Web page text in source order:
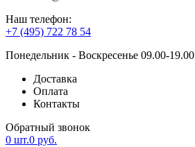
Наш телефон:
+7 (495) 722 78 54
Понедельник - Воскресенье 09.00-19.00
Доставка
Оплата
Контакты
Обратный звонок
0 шт.0 руб.